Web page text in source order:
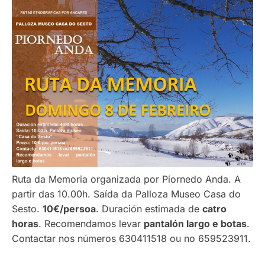
Ruta da Memoria organizada por Piornedo Anda. A
partir das 10.00h. Saída da Palloza Museo Casa do
Sesto. 10€/persoa. Duración estimada de catro
horas. Recomendamos levar pantalón largo e botas.
Contactar nos números 630411518 ou no 659523911.